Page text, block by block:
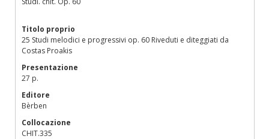
Titolo proprio
25 Studi melodici e progressivi op. 60 Riveduti e diteggiati da
Costas Proakis
Presentazione
27 p.
Editore
Bèrben
Collocazione
CHIT.335